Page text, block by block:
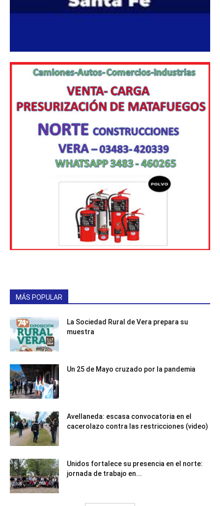
MÁS POPULAR
La Sociedad Rural de Vera prepara su
muestra
Un 25 de Mayo cruzado por la pandemia
Avellaneda: escasa convocatoria en el
cacerolazo contra las restricciones (video)
Unidos fortalece su presencia en el norte:
jornada de trabajo en...